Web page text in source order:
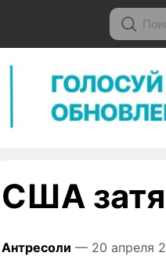
США
Антресоли — 20 апреля